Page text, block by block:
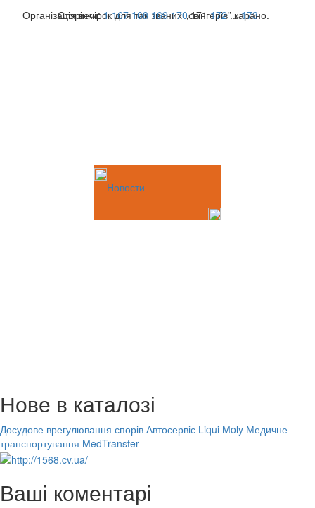
Організація вечірок для так званих „свінгерів” карано.
Сторінки: 1 167 168 169 170 171 172 ...173
Новости
Нове в каталозі
Досудове врегулювання спорів Автосервіс Liqui Moly Медичне
транспортування MedTransfer
Ваші коментарі